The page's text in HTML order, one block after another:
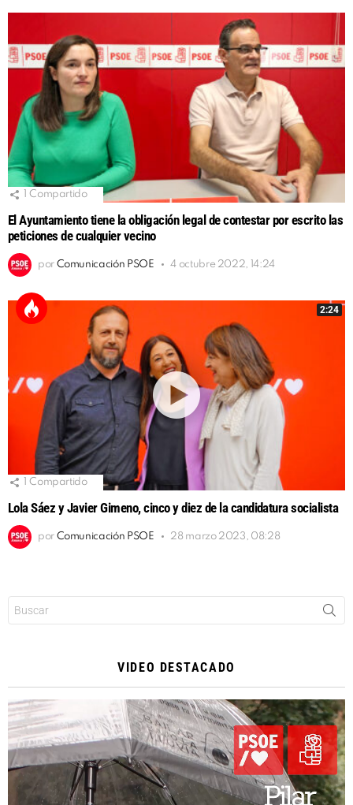
Compartido
El Ayuntamiento tiene la obligación legal de contestar por escrito las
peticiones de cualquier vecino
por Comunicación PSOE 4 octubre 2022, 14:24
2:24
Compartido
Lola Sáez y Javier Gimeno, cinco y diez de la candidatura socialista
por Comunicación PSOE 28 marzo 2023, 08:28
VIDEO DESTACADO
Reproductor
de
vídeo